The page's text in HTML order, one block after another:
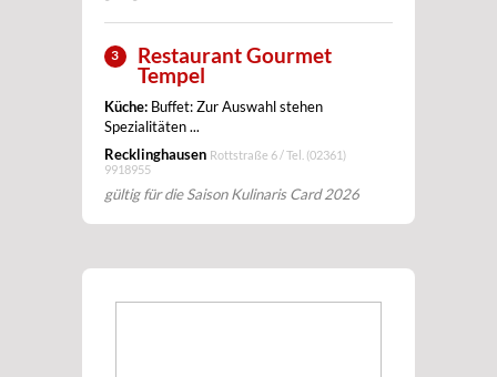
3
Restaurant Gourmet
Tempel
Küche: Buffet: Zur Auswahl stehen
Spezialitäten ...
Recklinghausen Rottstraße 6 / Tel. (02361)
9918955
gültig für die Saison Kulinaris Card 2026